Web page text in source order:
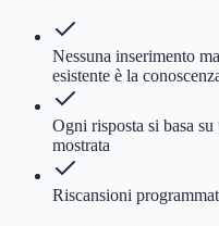
Nessuna inserimento
esistente è la
Ogni risposta si basa
mostrata
Riscansioni